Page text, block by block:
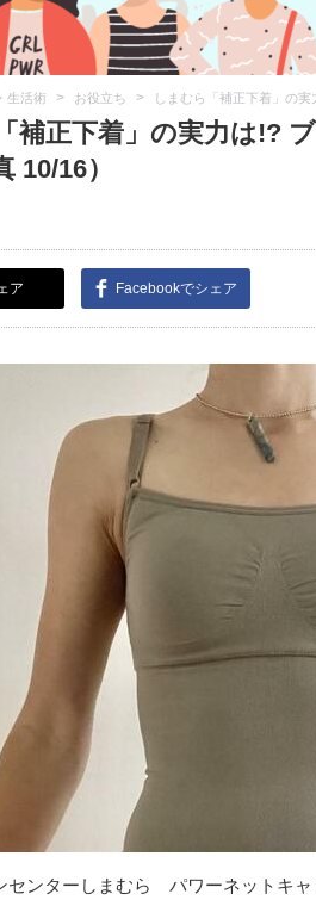
生活術 > お役立ち > しまむら「補正下着」の実
補正下着」の実力は!?
10/16）
ア Facebookでシェア
センターしまむら パワーネットキ